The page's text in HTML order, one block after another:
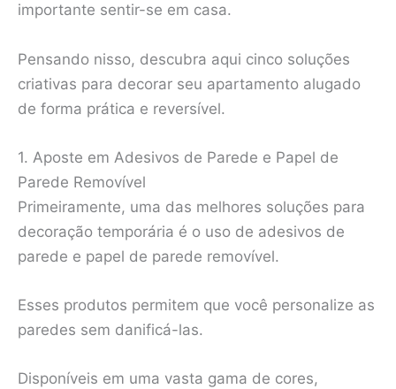
importante sentir-se em casa.
Pensando nisso, descubra aqui cinco soluções
criativas para decorar seu apartamento alugado
de forma prática e reversível.
1. Aposte em Adesivos de Parede e Papel de
Parede Removível
Primeiramente, uma das melhores soluções para
decoração temporária é o uso de adesivos de
parede e papel de parede removível.
Esses produtos permitem que você personalize as
paredes sem danificá-las.
Disponíveis em uma vasta gama de cores,